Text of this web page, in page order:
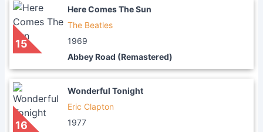
15
Here Comes The Sun
The Beatles
1969
Abbey Road (Remastered)
16
Wonderful Tonight
Eric Clapton
1977